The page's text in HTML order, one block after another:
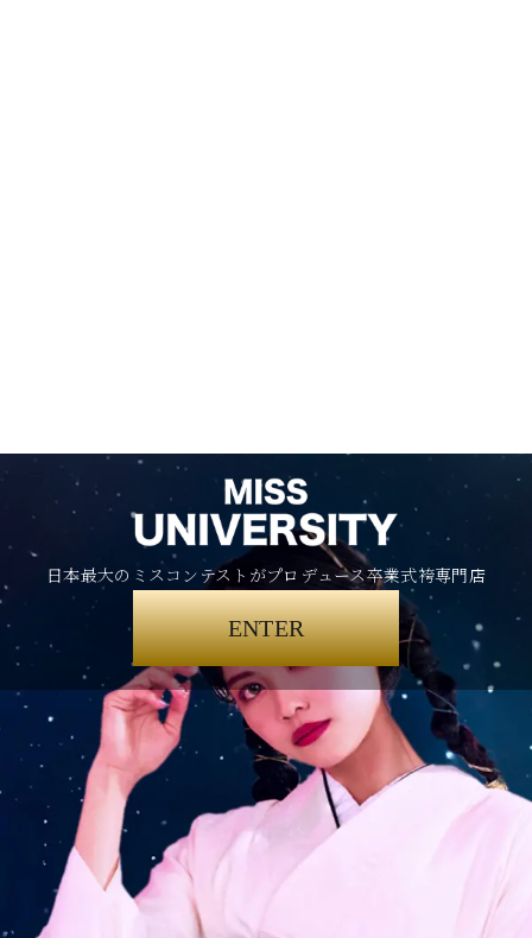
日本最大のミスコンテストがプロデュース卒業式袴専門店
ENTER